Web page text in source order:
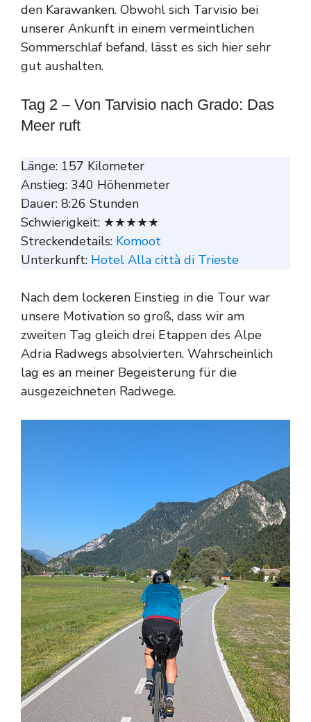
den Karawanken. Obwohl sich Tarvisio bei
unserer Ankunft in einem vermeintlichen
Sommerschlaf befand, lässt es sich hier sehr
gut aushalten.
Tag 2 – Von Tarvisio nach Grado: Das
Meer ruft
Länge: 157 Kilometer
Anstieg: 340 Höhenmeter
Dauer: 8:26 Stunden
Schwierigkeit: ★★★★★
Streckendetails: Komoot
Unterkunft: Hotel Alla città di Trieste
Nach dem lockeren Einstieg in die Tour war
unsere Motivation so groß, dass wir am
zweiten Tag gleich drei Etappen des Alpe
Adria Radwegs absolvierten. Wahrscheinlich
lag es an meiner Begeisterung für die
ausgezeichneten Radwege.